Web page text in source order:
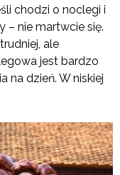
chodzi o noclegi i
– nie martwcie się.
ale
jest bardzo
na dzień. W niskiej